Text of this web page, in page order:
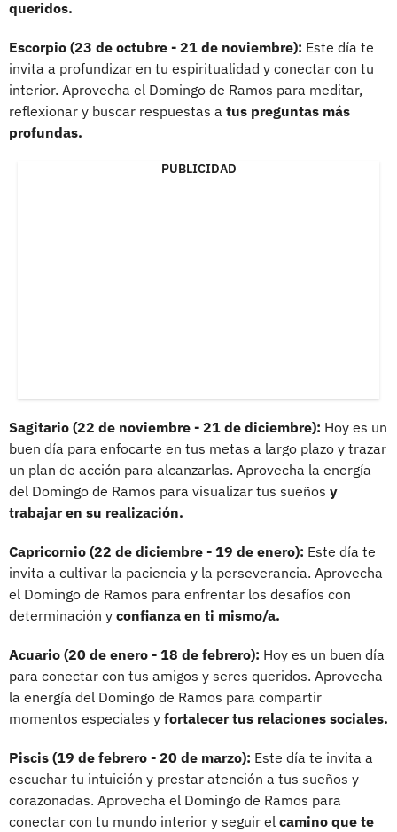
queridos.
Escorpio (23 de octubre - 21 de noviembre): Este día te
invita a profundizar en tu espiritualidad y conectar con tu
interior. Aprovecha el Domingo de Ramos para meditar,
reflexionar y buscar respuestas a tus preguntas más
profundas.
PUBLICIDAD
Sagitario (22 de noviembre - 21 de diciembre): Hoy es un
buen día para enfocarte en tus metas a largo plazo y trazar
un plan de acción para alcanzarlas. Aprovecha la energía
del Domingo de Ramos para visualizar tus sueños y
trabajar en su realización.
Capricornio (22 de diciembre - 19 de enero): Este día te
invita a cultivar la paciencia y la perseverancia. Aprovecha
el Domingo de Ramos para enfrentar los desafíos con
determinación y confianza en ti mismo/a.
Acuario (20 de enero - 18 de febrero): Hoy es un buen día
para conectar con tus amigos y seres queridos. Aprovecha
la energía del Domingo de Ramos para compartir
momentos especiales y fortalecer tus relaciones sociales.
Piscis (19 de febrero - 20 de marzo): Este día te invita a
escuchar tu intuición y prestar atención a tus sueños y
corazonadas. Aprovecha el Domingo de Ramos para
conectar con tu mundo interior y seguir el camino que te